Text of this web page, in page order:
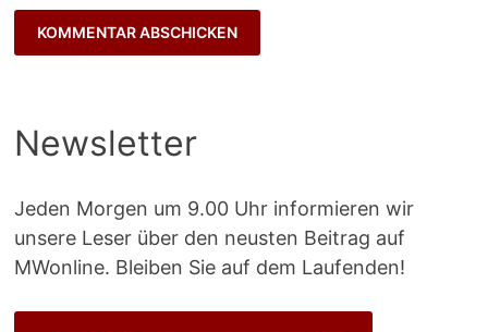
Newsletter
Jeden Morgen um 9.00 Uhr informieren wir
unsere Leser über den neusten Beitrag auf
MWonline. Bleiben Sie auf dem Laufenden!